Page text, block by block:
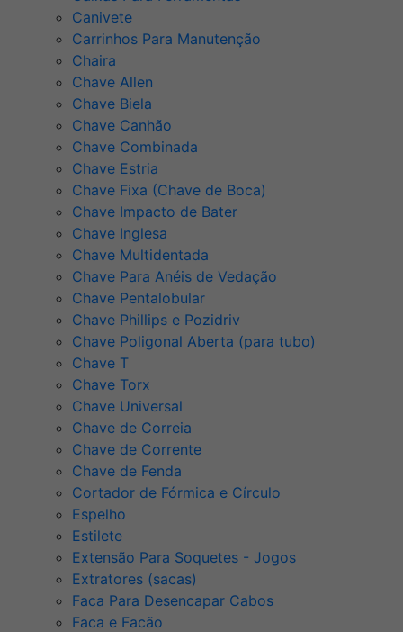
Canivete
Carrinhos Para Manutenção
Chaira
Chave Allen
Chave Biela
Chave Canhão
Chave Combinada
Chave Estria
Chave Fixa (Chave de Boca)
Chave Impacto de Bater
Chave Inglesa
Chave Multidentada
Chave Para Anéis de Vedação
Chave Pentalobular
Chave Phillips e Pozidriv
Chave Poligonal Aberta (para tubo)
Chave T
Chave Torx
Chave Universal
Chave de Correia
Chave de Corrente
Chave de Fenda
Cortador de Fórmica e Círculo
Espelho
Estilete
Extensão Para Soquetes - Jogos
Extratores (sacas)
Faca Para Desencapar Cabos
Faca e Facão